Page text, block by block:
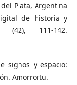
Plata, Argentina
de historia y
111-142.
signos y espacio:
Amorrortu.